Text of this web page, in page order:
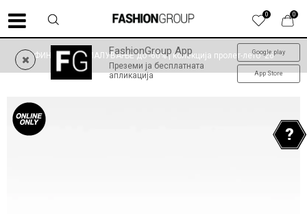
0
0
FashionGroup App
Преземи ја бесплатната
апликација
Google play
App Store
ФИНАЛНО НАМАЛУВАЊЕ до -60% | колекција пролет-лето '26